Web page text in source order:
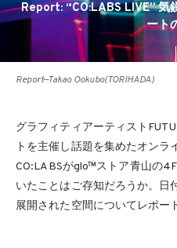
Report: “CO:LABS LIVE” 気
ート
Report—Takao Ookubo(TORIHADA)
グラフィティアーティスト
トを主催し話題を集めたオンラ
CO:LABSがglo™ストア青山の
いたことはご存知だろうか。日
展開された空間についてレポー